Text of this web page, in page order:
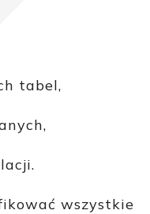
tabel,
wszystkie